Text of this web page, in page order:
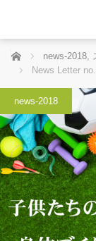
ホーム news-2018,
News Letter
news-2018